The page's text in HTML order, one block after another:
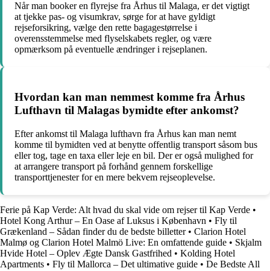
Når man booker en flyrejse fra Århus til Malaga, er det vigtigt
at tjekke pas- og visumkrav, sørge for at have gyldigt
rejseforsikring, vælge den rette bagagestørrelse i
overensstemmelse med flyselskabets regler, og være
opmærksom på eventuelle ændringer i rejseplanen.
Hvordan kan man nemmest komme fra Århus
Lufthavn til Malagas bymidte efter ankomst?
Efter ankomst til Malaga lufthavn fra Århus kan man nemt
komme til bymidten ved at benytte offentlig transport såsom bus
eller tog, tage en taxa eller leje en bil. Der er også mulighed for
at arrangere transport på forhånd gennem forskellige
transporttjenester for en mere bekvem rejseoplevelse.
Ferie på Kap Verde: Alt hvad du skal vide om rejser til Kap Verde •
Hotel Kong Arthur – En Oase af Luksus i København • Fly til
Grækenland – Sådan finder du de bedste billetter• Clarion Hotel
Malmø og Clarion Hotel Malmö Live: En omfattende guide • Skjalm
Hvide Hotel – Oplev Ægte Dansk Gastfrihed • Kolding Hotel
Apartments • Fly til Mallorca – Det ultimative guide • De Bedste All